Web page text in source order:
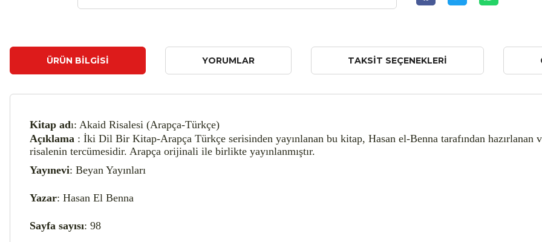
ÜRÜN BILGISI YORUMLAR TAKSIT SEÇENEKLERI
Kitap adı: Akaid Risalesi (Arapça-Türkçe)
Açıklama : İki Dil Bir Kitap-Arapça Türkçe serisinden yayınlanan bu kitap, Hasan el-Benna tarafından
risalenin tercümesidir. Arapça orijinali ile birlikte yayınlanmıştır.
Yayınevi: Beyan Yayınları
Yazar: Hasan El Benna
Sayfa sayısı: 98